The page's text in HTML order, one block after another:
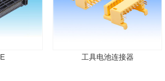
工具电池连接器